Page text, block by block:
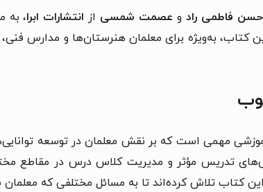
فاطمی رادوعصمت شمسی از انتشارات ابرا، به
کتاب، به‌ویژه برای معلمان هنرستان‌ها و مدارس
مهمی است که بر نقش معلمان در توسعه
تدریس مؤثر و مدیریت کلاس درس در مقاطع
تلاش کرده‌اند تا به مسائل مختلفی که معلمان با